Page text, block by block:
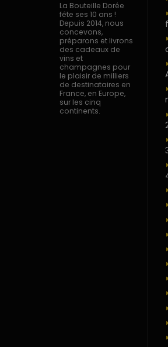
La Bouteille Dorée
fête ses 10 ans !
Depuis 2014, nous
concevons,
préparons et livrons
des cadeaux de
vins et
champagnes pour
le plaisir de milliers
de destinataires en
France, en Europe,
sur les cinq
continents.